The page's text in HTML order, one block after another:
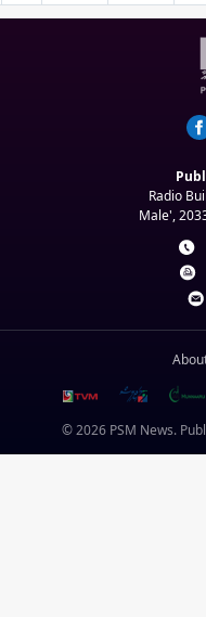
Radio
Male',
© 2026 PSM News.